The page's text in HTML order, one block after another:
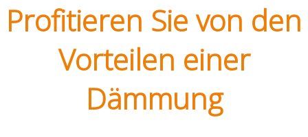
Profitieren Sie von den
Vorteilen einer
Dämmung